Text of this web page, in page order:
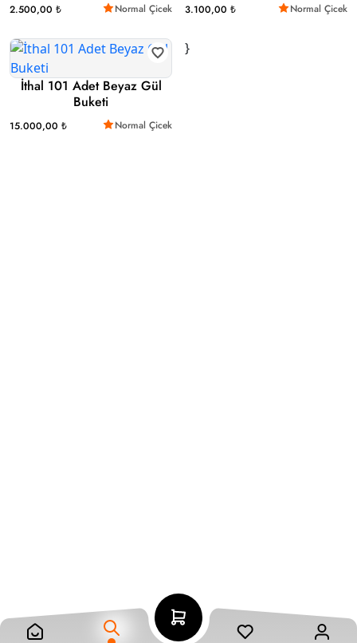
2.500,00 ₺ Normal Çicek 3.100,00 ₺ Normal Çicek
İthal 101 Adet Beyaz Gül
Buketi
15.000,00 ₺ Normal Çicek
}